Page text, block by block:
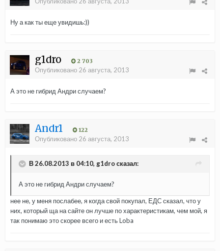
Ну а как ты еще увидишь:))
g1dro 2 703
Опубликовано 26 августа, 2013
А это не гибрид Андри случаем?
Andr1 122
Опубликовано 26 августа, 2013
В 26.08.2013 в 04:10, g1dro сказал:
А это не гибрид Андри случаем?
нее не, у меня послабее, я когда свой покупал, ЕДС сказал, что у
них, который ща на сайте он лучше по характеристикам, чем мой, я
так понимаю это скорее всего и есть Loba